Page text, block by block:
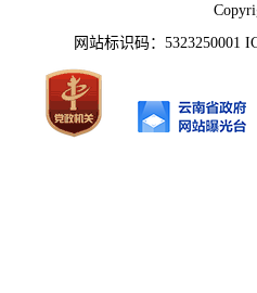
网站标识码：5323250001